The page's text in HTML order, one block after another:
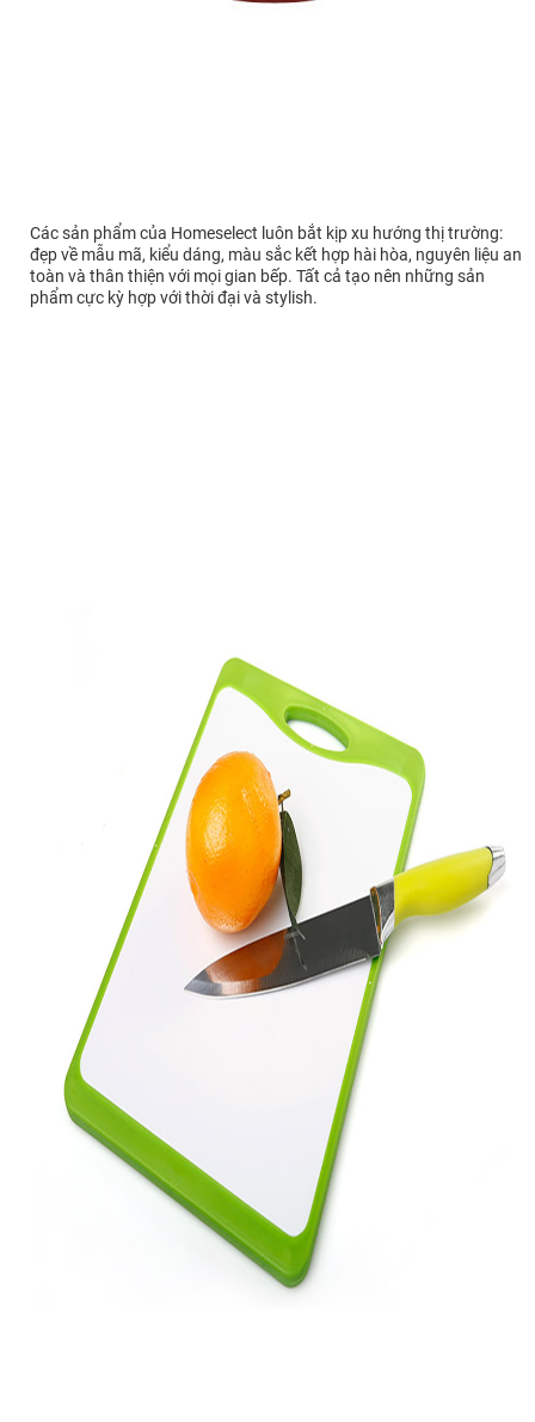
Các sản phẩm của Homeselect luôn bắt kịp xu hướng thị trường:
đẹp về mẫu mã, kiểu dáng, màu sắc kết hợp hài hòa, nguyên liệu an
toàn và thân thiện với mọi gian bếp. Tất cả tạo nên những sản
phẩm cực kỳ hợp với thời đại và stylish.